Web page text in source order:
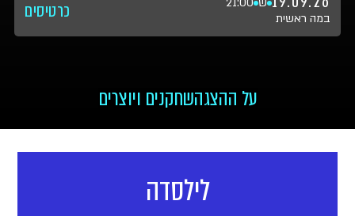
במה ראשית
כרטיסים
שחקנים ויוצריםעל ההצגה
לילסדה